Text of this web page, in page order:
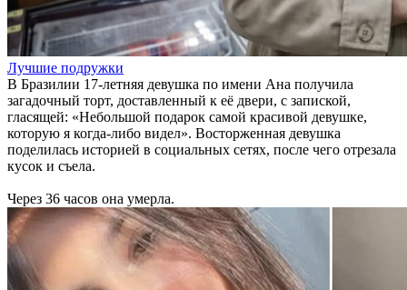
Лучшие подружки
В Бразилии 17-летняя девушка по имени Ана получила
загадочный торт, доставленный к её двери, с запиской,
гласящей: «Небольшой подарок самой красивой девушке,
которую я когда-либо видел». Восторженная девушка
поделилась историей в социальных сетях, после чего отрезала
кусок и съела.
Через 36 часов она умерла.